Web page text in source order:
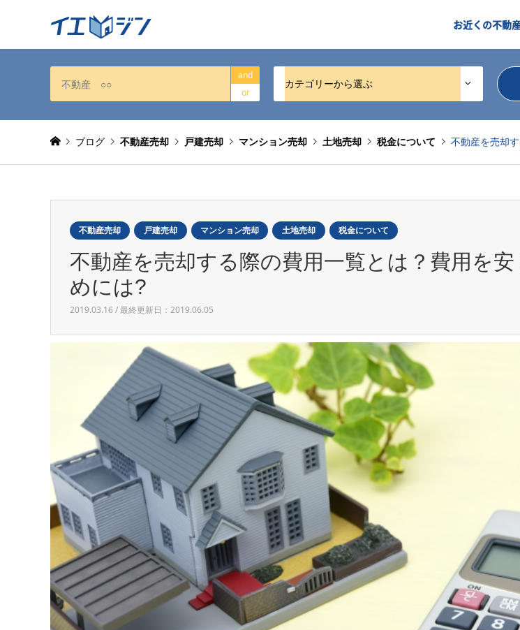
お近くの不動
and
or
カテゴリーから選ぶ
ブログ 不動産売却 戸建売却 マンション売却 土地売却 税金について 不動産を売却
不動産売却 戸建売却 マンション売却 土地売却 税金について
不動産を売却する際の費用一覧とは？費用を安
めには?
2019.03.16 / 最終更新日：2019.06.05